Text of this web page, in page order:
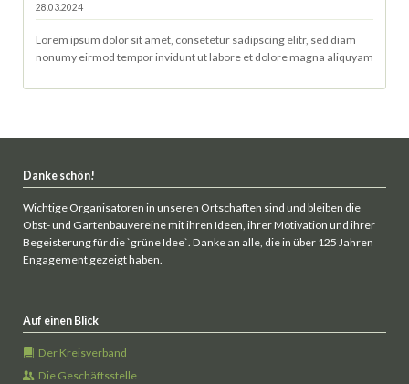
28.03.2024
Lorem ipsum dolor sit amet, consetetur sadipscing elitr, sed diam
nonumy eirmod tempor invidunt ut labore et dolore magna aliquyam
Danke schön!
Wichtige Organisatoren in unseren Ortschaften sind und bleiben die
Obst- und Gartenbauvereine mit ihren Ideen, ihrer Motivation und ihrer
Begeisterung für die `grüne Idee`. Danke an alle, die in über 125 Jahren
Engagement gezeigt haben.
Auf einen Blick
Der Kreisverband
Die Geschäftsstelle